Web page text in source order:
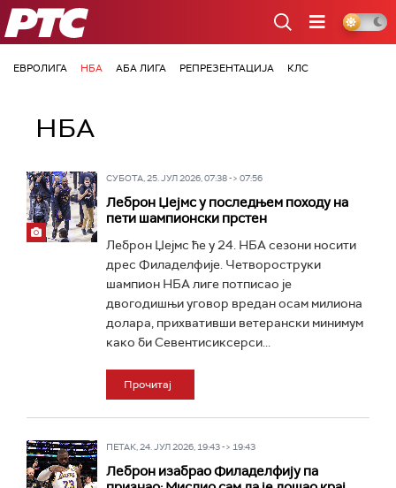
РТС
ЕВРОЛИГА НБА АБА ЛИГА РЕПРЕЗЕНТАЦИЈА КЛС
НБА
СУБОТА, 25. ЈУЛ 2026, 07:38 -> 07:56
Леброн Џејмс у последњем походу на
пети шампионски прстен
Леброн Џејмс ће у 24. НБА сезони носити
дрес Филаделфије. Четвороструки
шампион НБА лиге потписао је
двогодишњи уговор вредан осам милиона
долара, прихвативши ветерански минимум
како би Севентисиксерси...
Прочитај
ПЕТАК, 24. ЈУЛ 2026, 19:43 -> 19:43
Леброн изабрао Филаделфију па